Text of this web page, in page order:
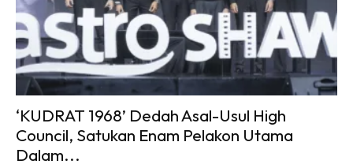
‘KUDRAT 1968’ Dedah Asal-Usul High
Council, Satukan Enam Pelakon Utama
Dalam...